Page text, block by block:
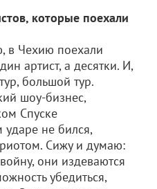
которые поехали
в Чехию поехали
артист, а десятки. И,
большой тур.
шоу-бизнес,
Спуске
ударе не бился,
Сижу и думаю:
они издеваются
убедиться,